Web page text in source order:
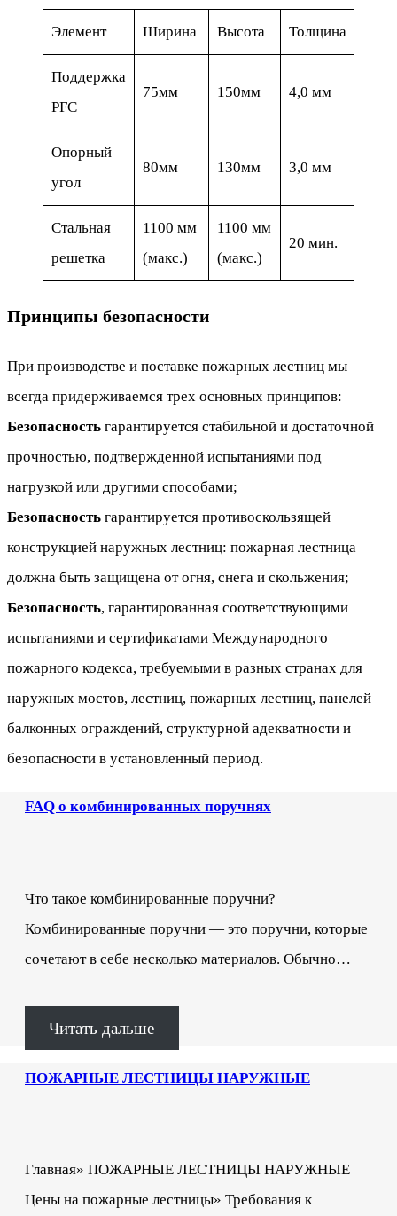
Элемент Ширина Высота Толщина
Поддержка
PFC
75мм 150мм 4,0 мм
Опорный
угол
80мм 130мм 3,0 мм
Стальная
решетка
1100 мм
(макс.)
1100 мм
(макс.)
20 мин.
Принципы безопасности
При производстве и поставке пожарных лестниц мы
всегда придерживаемся трех основных принципов:
Безопасность гарантируется стабильной и достаточной
прочностью, подтвержденной испытаниями под
нагрузкой или другими способами;
Безопасность гарантируется противоскользящей
конструкцией наружных лестниц: пожарная лестница
должна быть защищена от огня, снега и скольжения;
Безопасность, гарантированная соответствующими
испытаниями и сертификатами Международного
пожарного кодекса, требуемыми в разных странах для
наружных мостов, лестниц, пожарных лестниц, панелей
балконных ограждений, структурной адекватности и
безопасности в установленный период.
FAQ о комбинированных поручнях
Что такое комбинированные поручни?
Комбинированные поручни — это поручни, которые
сочетают в себе несколько материалов. Обычно…
Читать дальше
ПОЖАРНЫЕ ЛЕСТНИЦЫ НАРУЖНЫЕ
Главная» ПОЖАРНЫЕ ЛЕСТНИЦЫ НАРУЖНЫЕ
Цены на пожарные лестницы» Требования к